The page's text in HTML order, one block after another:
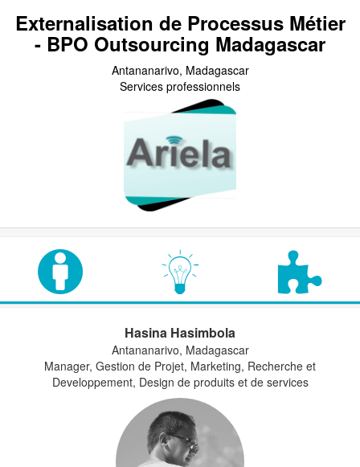
Externalisation de Processus Métier
- BPO Outsourcing Madagascar
Antananarivo, Madagascar
Services professionnels
Hasina Hasimbola
Antananarivo, Madagascar
Manager, Gestion de Projet, Marketing, Recherche et
Developpement, Design de produits et de services